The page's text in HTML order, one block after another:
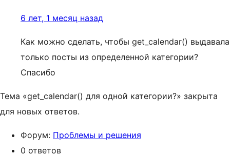
6 лет, 1 месяц назад
Как можно сделать, чтобы get_calendar() выдавала
только посты из определенной категории?
Спасибо
Тема «get_calendar() для одной категории?» закрыта
для новых ответов.
Форум: Проблемы и решения
0 ответов